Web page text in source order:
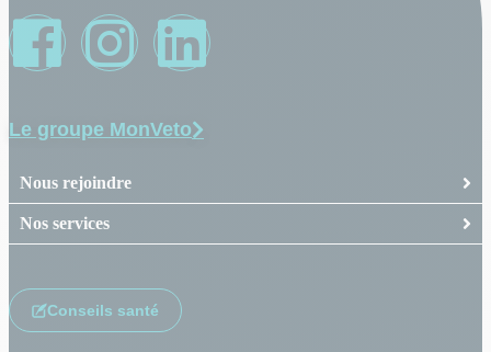
Le groupe MonVeto
Nous rejoindre
Nos services
Conseils santé